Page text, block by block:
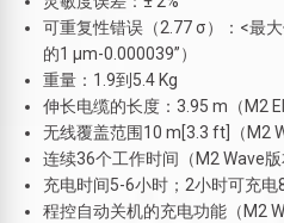
可重复性错误（2.77 σ）：<最
的1 μm-0.000039”）
重量：1.9到5.4 Kg
伸长电缆的长度：3.95 m（M2
无线覆盖范围10 m[3.3 ft]（M2
连续36个工作时间（M2 Wave版
充电时间5-6小时；2小时可充电
程控自动关机的充电功能（M2